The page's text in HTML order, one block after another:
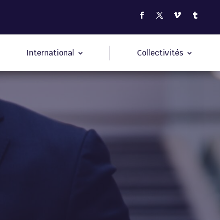
International Collectivités